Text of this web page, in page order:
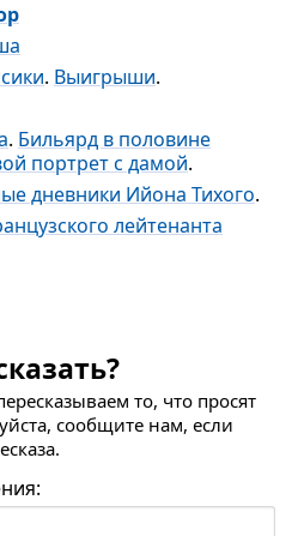
. Выигрыши.
. Бильярд в половине
портрет с дамой.
дневники Ийона Тихого.
лейтенанта
то, что просят
сообщите нам, если